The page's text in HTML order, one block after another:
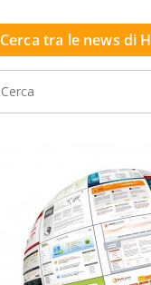
Cerca tra le news di